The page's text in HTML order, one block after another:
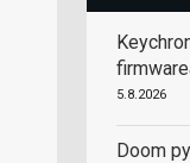
5.8.2026
Doom